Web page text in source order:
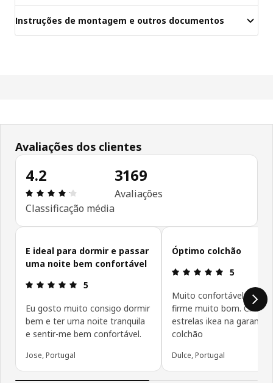
Instruções de montagem e outros documentos
Avaliações dos clientes
4.2
Avaliações: 4.2 de 5 estrelas. Total de
Classificação média
3169
Avaliações
Ignorar avaliações de cliente
E ideal para dormir e passar
uma noite bem confortável
Avaliações: 5 de 5 estrelas.
5
Eu gosto muito consigo dormir
bem e ter uma noite tranquila
e sentir-me bem confortável.
Jose, Portugal
Óptimo colchão
5
Muito confortável um
firme muito bom. Cinco
estrelas ikea na garantia
colchão
Dulce, Portugal